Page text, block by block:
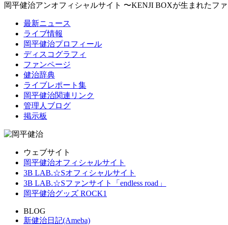
岡平健治アンオフィシャルサイト 〜KENJI BOXが生まれたフ
最新ニュース
ライブ情報
岡平健治プロフィール
ディスコグラフィ
ファンページ
健治辞典
ライブレポート集
岡平健治関連リンク
管理人ブログ
掲示板
ウェブサイト
岡平健治オフィシャルサイト
3B LAB.☆Sオフィシャルサイト
3B LAB.☆Sファンサイト「endless road」
岡平健治グッズ ROCK1
BLOG
新健治日記(Ameba)